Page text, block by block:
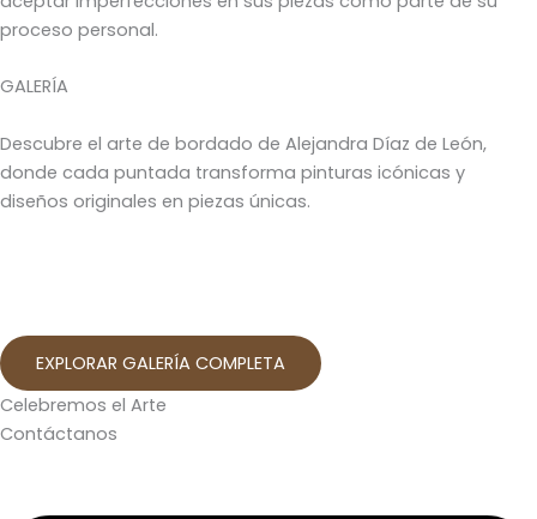
proceso personal.
GALERÍA
Descubre el arte de bordado de Alejandra Díaz de León,
donde cada puntada transforma pinturas icónicas y
diseños originales en piezas únicas.
EXPLORAR GALERÍA COMPLETA
Celebremos el Arte
Contáctanos